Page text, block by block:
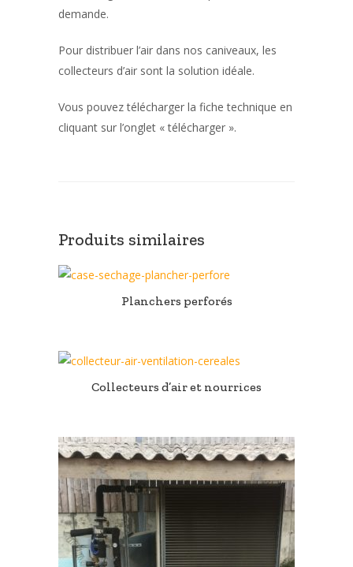
demande.
Pour distribuer l’air dans nos caniveaux, les
collecteurs d’air sont la solution idéale.
Vous pouvez télécharger la fiche technique en
cliquant sur l’onglet « télécharger ».
Produits similaires
Planchers perforés
Collecteurs d’air et nourrices